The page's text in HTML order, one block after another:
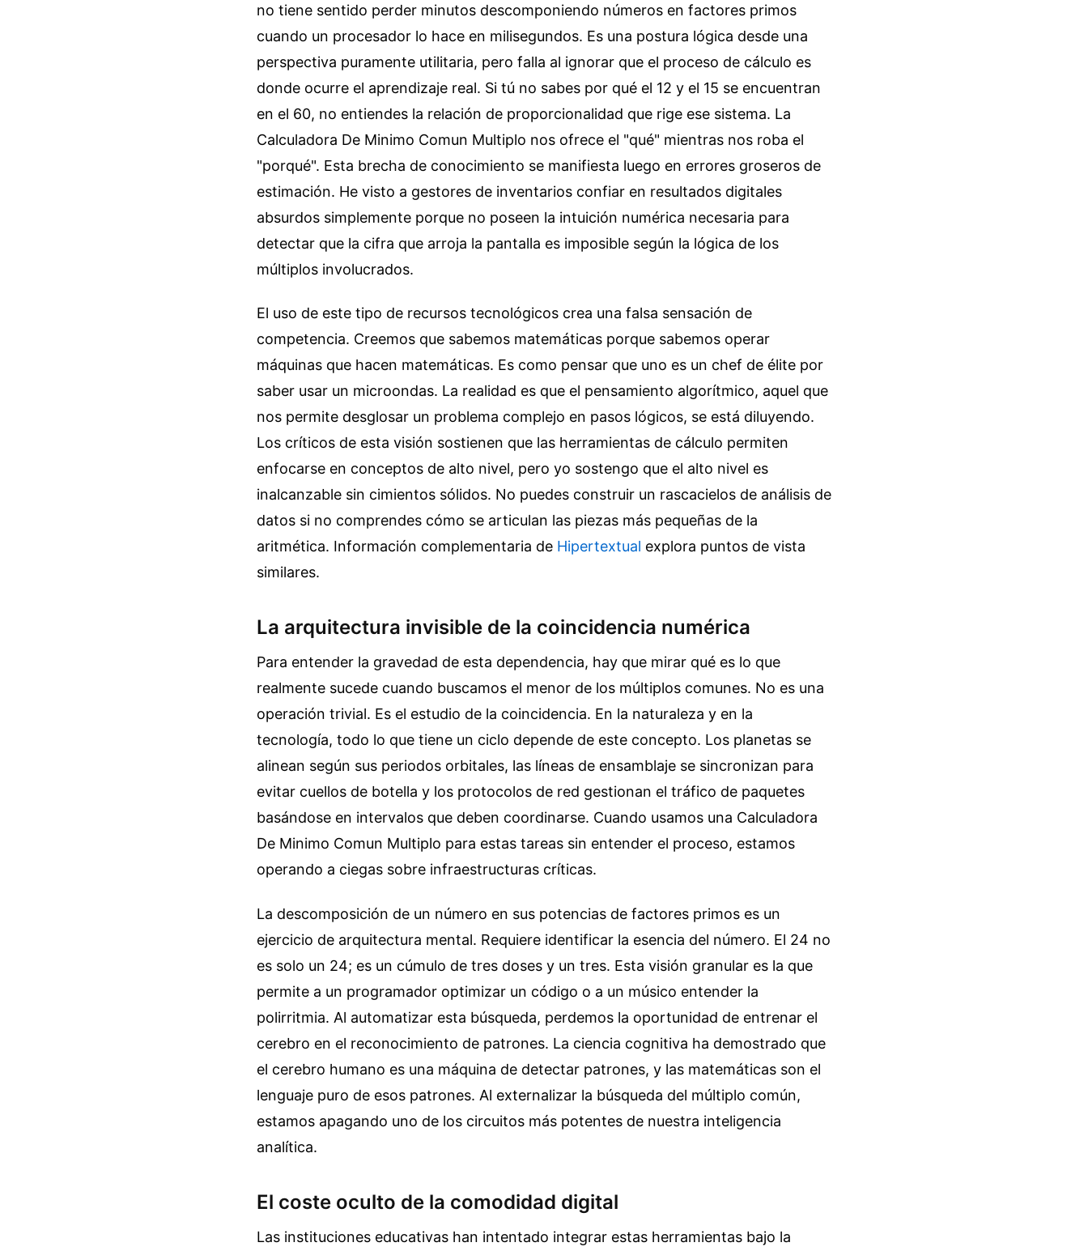
no tiene sentido perder minutos descomponiendo números en factores primos
cuando un procesador lo hace en milisegundos. Es una postura lógica desde una
perspectiva puramente utilitaria, pero falla al ignorar que el proceso de cálculo es
donde ocurre el aprendizaje real. Si tú no sabes por qué el 12 y el 15 se encuentran
en el 60, no entiendes la relación de proporcionalidad que rige ese sistema. La
Calculadora De Minimo Comun Multiplo nos ofrece el "qué" mientras nos roba el
"porqué". Esta brecha de conocimiento se manifiesta luego en errores groseros de
estimación. He visto a gestores de inventarios confiar en resultados digitales
absurdos simplemente porque no poseen la intuición numérica necesaria para
detectar que la cifra que arroja la pantalla es imposible según la lógica de los
múltiplos involucrados.
El uso de este tipo de recursos tecnológicos crea una falsa sensación de
competencia. Creemos que sabemos matemáticas porque sabemos operar
máquinas que hacen matemáticas. Es como pensar que uno es un chef de élite por
saber usar un microondas. La realidad es que el pensamiento algorítmico, aquel que
nos permite desglosar un problema complejo en pasos lógicos, se está diluyendo.
Los críticos de esta visión sostienen que las herramientas de cálculo permiten
enfocarse en conceptos de alto nivel, pero yo sostengo que el alto nivel es
inalcanzable sin cimientos sólidos. No puedes construir un rascacielos de análisis de
datos si no comprendes cómo se articulan las piezas más pequeñas de la
aritmética. Información complementaria de Hipertextual explora puntos de vista
similares.
La arquitectura invisible de la coincidencia numérica
Para entender la gravedad de esta dependencia, hay que mirar qué es lo que
realmente sucede cuando buscamos el menor de los múltiplos comunes. No es una
operación trivial. Es el estudio de la coincidencia. En la naturaleza y en la
tecnología, todo lo que tiene un ciclo depende de este concepto. Los planetas se
alinean según sus periodos orbitales, las líneas de ensamblaje se sincronizan para
evitar cuellos de botella y los protocolos de red gestionan el tráfico de paquetes
basándose en intervalos que deben coordinarse. Cuando usamos una Calculadora
De Minimo Comun Multiplo para estas tareas sin entender el proceso, estamos
operando a ciegas sobre infraestructuras críticas.
La descomposición de un número en sus potencias de factores primos es un
ejercicio de arquitectura mental. Requiere identificar la esencia del número. El 24 no
es solo un 24; es un cúmulo de tres doses y un tres. Esta visión granular es la que
permite a un programador optimizar un código o a un músico entender la
polirritmia. Al automatizar esta búsqueda, perdemos la oportunidad de entrenar el
cerebro en el reconocimiento de patrones. La ciencia cognitiva ha demostrado que
el cerebro humano es una máquina de detectar patrones, y las matemáticas son el
lenguaje puro de esos patrones. Al externalizar la búsqueda del múltiplo común,
estamos apagando uno de los circuitos más potentes de nuestra inteligencia
analítica.
El coste oculto de la comodidad digital
Las instituciones educativas han intentado integrar estas herramientas bajo la